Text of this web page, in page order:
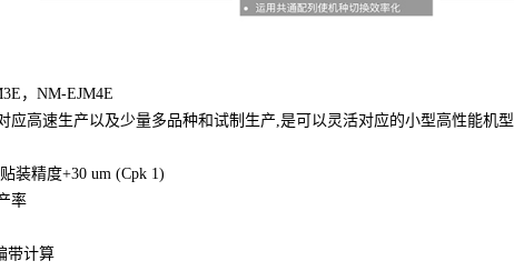
，NM-EJM4E
应高速生产以及少量多品种和试制生产,是可以灵活对应的小型高性能机型
装精度+30 um (Cpk 1)
率
带计算